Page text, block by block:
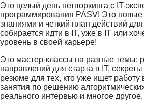
Это целый день нетворкинга с IT-
программирования PASV! Это новые
знаниями и четкий план действий для
собирается идти в IT, уже в IT или
уровень в своей карьере!
Это мастер-классы на разные темы:
направлений для старта в IT, секреты
резюме для тех, кто уже ищет работу
занятия по решению
реального интервью и многое другое.